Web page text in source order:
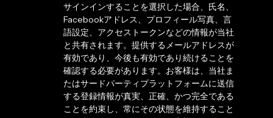
サインインすることを選択した場合、氏名、
Facebookアドレス、プロフィール写真、言
語設定、アクセストークンなどの情報が当社
と共有されます。提供するメールアドレスが
有効であり、今後も有効であり続けることを
確認する必要があります。お客様は、当社ま
たはサードパーティプラットフォームに送信
する登録情報が真実、正確、かつ完全である
ことを約束し、常にその状態を維持すること